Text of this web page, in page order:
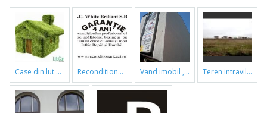
case din lut si paie reconditionari cazi de baie vand imobil ,790m,piata gorjului,pret negociabil teren intravilan